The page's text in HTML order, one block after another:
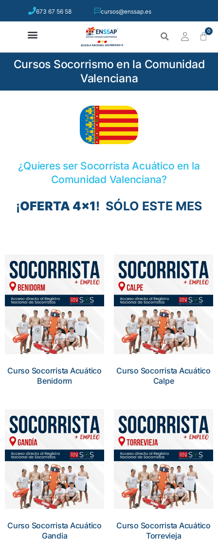
673 67 56 58 cursos@enssap.es
0
Cursos Socorrismo en la Comunidad
Valenciana
¿Quieres ser Socorrista Acuático en la
Comunidad Valenciana?
¡OFERTA 4×1! SÓLO ESTE MES
Curso Socorrista Acuático
Benidorm
Curso Socorrista Acuático
Calpe
Curso Socorrista Acuático
Gandia
Curso Socorrista Acuático
Torrevieja